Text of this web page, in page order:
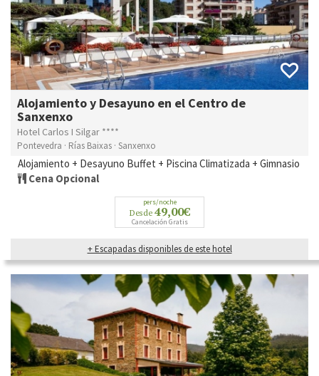
Alojamiento y Desayuno en el Centro de
Sanxenxo
Hotel Carlos I Silgar ****
Pontevedra · Rías Baixas · Sanxenxo
Alojamiento + Desayuno Buffet + Piscina Climatizada + Gimnasio
Cena Opcional
pers/noche
Desde 49,00€
Cancelación Gratis
+ Escapadas disponibles de este hotel